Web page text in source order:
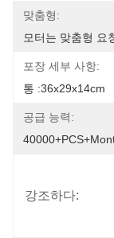
맞춤형:
모터는 맞춤형 요
포장 세부 사항:
통 :36x29x14cm
공급 능력:
강조하다: